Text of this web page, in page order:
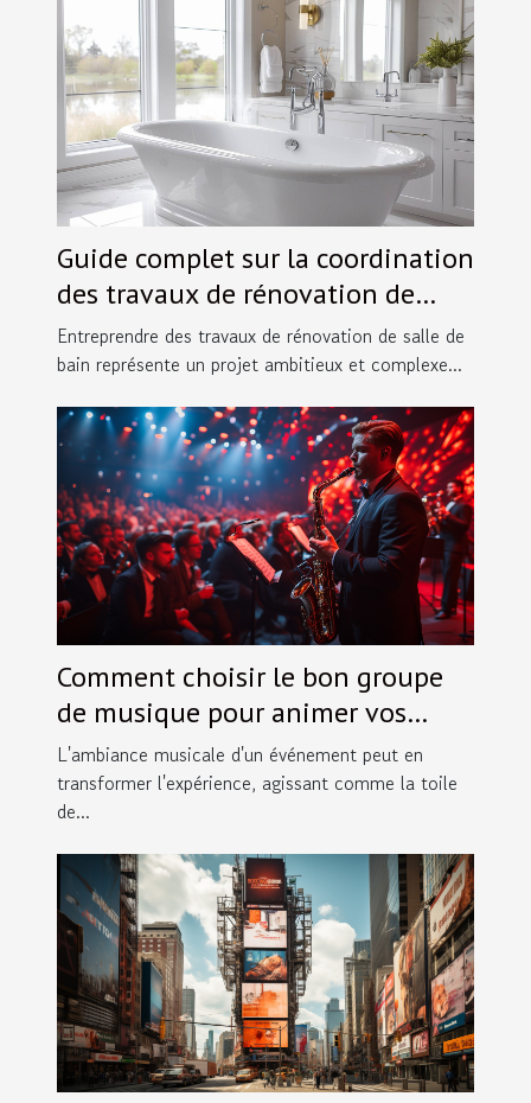
Guide complet sur la coordination
des travaux de rénovation de
salles de bain
Entreprendre des travaux de rénovation de salle de
bain représente un projet ambitieux et complexe...
Comment choisir le bon groupe
de musique pour animer vos
événements spéciaux
L'ambiance musicale d'un événement peut en
transformer l'expérience, agissant comme la toile
de...